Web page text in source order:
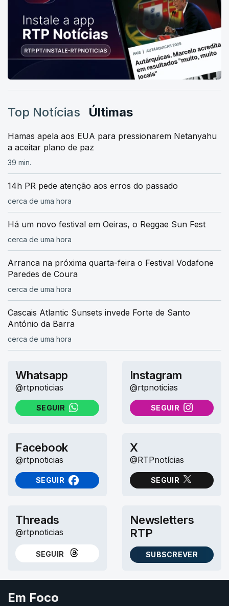
Top Notícias Últimas
Hamas apela aos EUA para pressionarem Netanyahu
a aceitar plano de paz
39 min.
14h PR pede atenção aos erros do passado
cerca de uma hora
Há um novo festival em Oeiras, o Reggae Sun Fest
cerca de uma hora
Arranca na próxima quarta-feira o Festival Vodafone
Paredes de Coura
cerca de uma hora
Cascais Atlantic Sunsets invede Forte de Santo
António da Barra
cerca de uma hora
Whatsapp
@rtpnoticias
SEGUIR
NO WHATSAPP
Instagram
@rtpnoticias
SEGUIR
NO INSTAGRAM
Facebook
@rtpnoticias
SEGUIR
NO FACEBOOK
X
@RTPnotícias
SEGUIR
NO X (TWITTER)
Threads
@rtpnoticias
SEGUIR
NO THREADS
Newsletters
RTP
SUBSCREVER
AS NEWSLETTERS RTP
Em Foco